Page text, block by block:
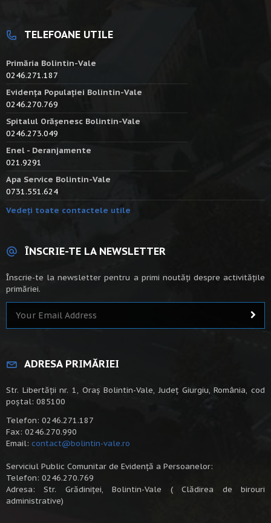
TELEFOANE UTILE
Primăria Bolintin-Vale
0246.271.187
Evidența Populației Bolintin-Vale
0246.270.769
Spitalul Orășenesc Bolintin-Vale
0246.273.049
Enel - Deranjamente
021.9291
Apa Service Bolintin-Vale
0731.551.624
Vedeți toate contactele utile
ÎNSCRIE-TE LA NEWSLETTER
Înscrie-te la newsletter pentru a primi noutăți despre activitățile
primăriei.
ADRESA PRIMĂRIEI
Str. Libertății nr. 1, Oraș Bolintin-Vale, Județ Giurgiu, România, cod
poștal: 085100
Telefon: 0246.271.187
Fax: 0246.270.990
Email: contact@bolintin-vale.ro
Serviciul Public Comunitar de Evidență a Persoanelor:
Telefon: 0246.270.769
Adresa: Str. Grădiniței, Bolintin-Vale ( Clădirea de birouri
administrative)